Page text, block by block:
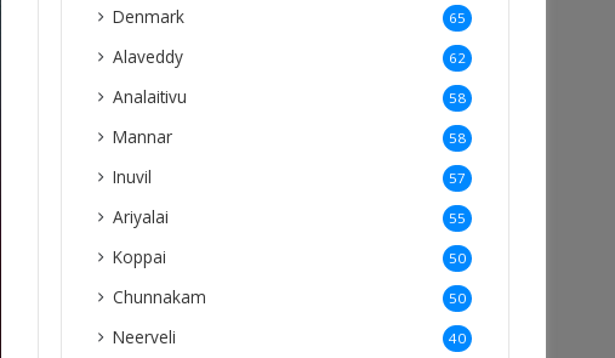
Denmark 65
Alaveddy 62
Analaitivu 58
Mannar 58
Inuvil 57
Ariyalai 55
Koppai 50
Chunnakam 50
Neerveli 40